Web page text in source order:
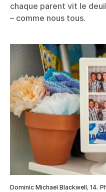
chaque parent vit le
– comme nous tous.
Dominic Michael Blackwell, 14.